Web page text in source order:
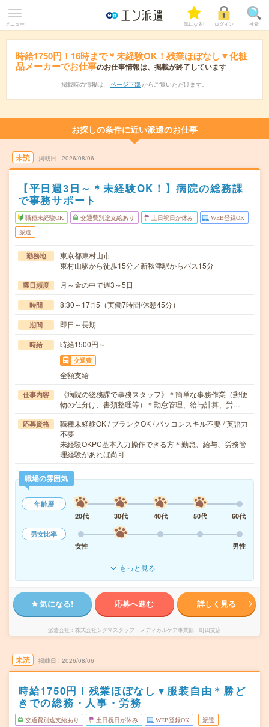
メニュー 気になる! ログイン 検索
時給1750円！16時まで＊未経験OK！残業ほぼなし▼化粧
品メーカーでお仕事のお仕事情報は、掲載が終了しています
掲載時の情報は、 ページ下部 からご覧いただけます。
お探しの条件に近い派遣のお仕事
未読 掲載日 2026/08/06
【平日週3日～＊未経験OK！】病院の総務課
で事務サポート
職種未経験OK 交通費別途支給あり 土日祝日が休み WEB登録OK
派遣
勤務地
東京都東村山市
東村山駅から徒歩15分／新秋津駅からバス15分
曜日頻度 月～金の中で週3～5日
時間 8:30～17:15（実働7時間/休憩45分）
期間 即日～長期
時給 時給1500円～
交通費
全額支給
仕事内容
《病院の総務課で事務スタッフ》＊簡単な事務作業（郵便
物の仕分け、書類整理等）＊勤怠管理、給与計算、労…
応募資格
職種未経験OK / ブランクOK / パソコンスキル不要 / 英語力
不要
未経験OKPC基本入力操作できる方＊勤怠、給与、労務管
理経験があれば尚可
職場の雰囲気
年齢層
20代
30代 40代 50代
60代
男女比率
女性
男性
もっと見る
気になる! 応募へ進む 詳しく見る
派遣会社 株式会社シグマスタッフ メディカルケア事業部 町田支店
未読 掲載日 2026/08/06
時給1750円！残業ほぼなし▼服装自由＊勝ど
きでの総務・人事・労務
交通費別途支給あり 土日祝日が休み WEB登録OK 派遣